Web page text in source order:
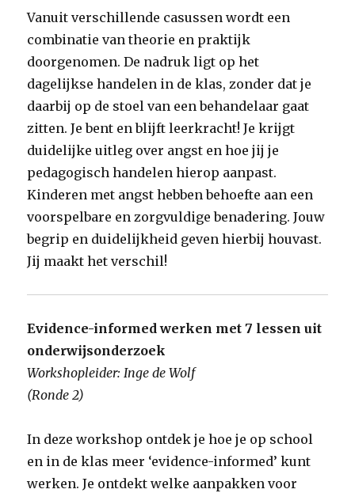
Vanuit verschillende casussen wordt een
combinatie van theorie en praktijk
doorgenomen. De nadruk ligt op het
dagelijkse handelen in de klas, zonder dat je
daarbij op de stoel van een behandelaar gaat
zitten. Je bent en blijft leerkracht! Je krijgt
duidelijke uitleg over angst en hoe jij je
pedagogisch handelen hierop aanpast.
Kinderen met angst hebben behoefte aan een
voorspelbare en zorgvuldige benadering. Jouw
begrip en duidelijkheid geven hierbij houvast.
Jij maakt het verschil!
Evidence-informed werken met 7 lessen uit
onderwijsonderzoek
Workshopleider: Inge de Wolf
(Ronde 2)
In deze workshop ontdek je hoe je op school
en in de klas meer ‘evidence-informed’ kunt
werken. Je ontdekt welke aanpakken voor